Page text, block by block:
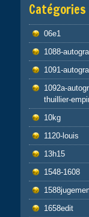
Catégories
06e1
1088-
1091-
1092a-
thuillier-
10kg
1120-louis
13h15
1548-1608
1658edit